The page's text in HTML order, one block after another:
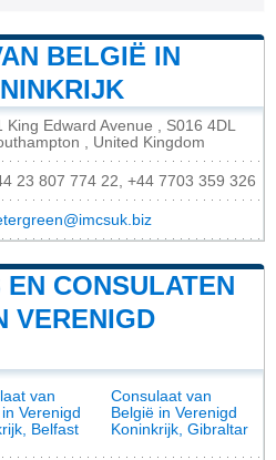
BELGIË IN
King Edward Avenue , S016 4DL
, United Kingdom
23 807 774 22, +44 7703 359 326
CONSULATEN
VERENIGD
van
Verenigd
Belfast
Consulaat van
België in Verenigd
Koninkrijk, Gibraltar